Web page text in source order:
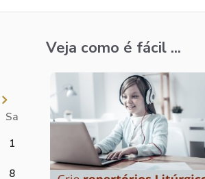
Sa
1
8
Veja como é fácil ...